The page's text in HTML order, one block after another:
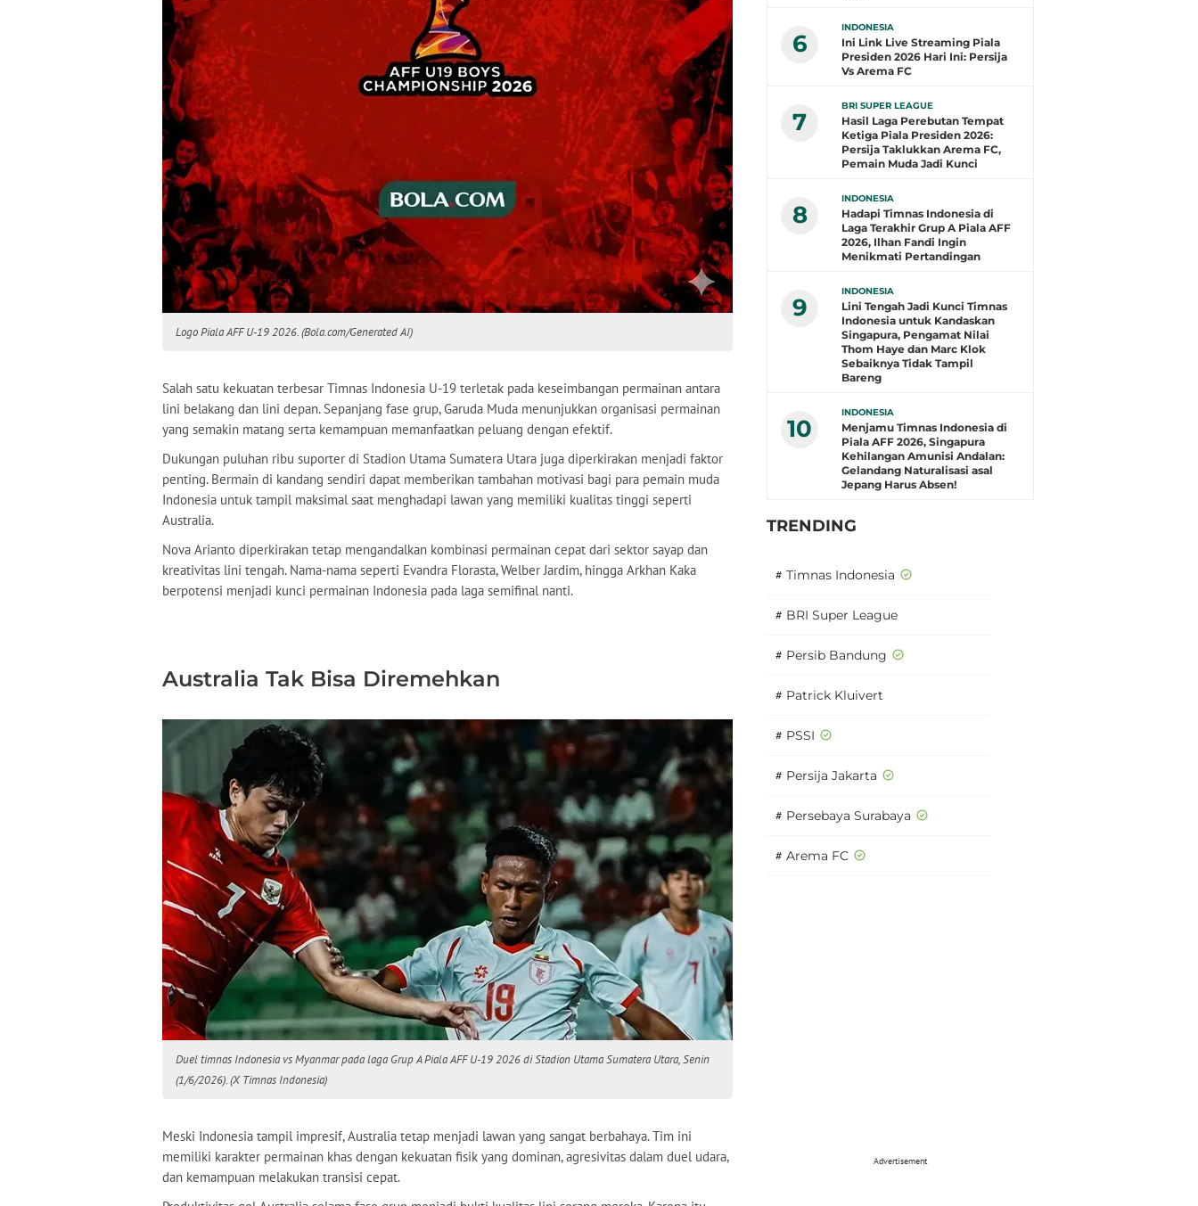
Logo Piala AFF U-19 2026. (Bola.com/Generated AI)
Salah satu kekuatan terbesar Timnas Indonesia U-19 terletak pada keseimbangan permainan antara
lini belakang dan lini depan. Sepanjang fase grup, Garuda Muda menunjukkan organisasi permainan
yang semakin matang serta kemampuan memanfaatkan peluang dengan efektif.
Dukungan puluhan ribu suporter di Stadion Utama Sumatera Utara juga diperkirakan menjadi faktor
penting. Bermain di kandang sendiri dapat memberikan tambahan motivasi bagi para pemain muda
Indonesia untuk tampil maksimal saat menghadapi lawan yang memiliki kualitas tinggi seperti
Australia.
Nova Arianto diperkirakan tetap mengandalkan kombinasi permainan cepat dari sektor sayap dan
kreativitas lini tengah. Nama-nama seperti Evandra Florasta, Welber Jardim, hingga Arkhan Kaka
berpotensi menjadi kunci permainan Indonesia pada laga semifinal nanti.
Australia Tak Bisa Diremehkan
Duel timnas Indonesia vs Myanmar pada laga Grup A Piala AFF U-19 2026 di Stadion Utama Sumatera Utara, Senin
(1/6/2026). (X Timnas Indonesia)
Meski Indonesia tampil impresif, Australia tetap menjadi lawan yang sangat berbahaya. Tim ini
memiliki karakter permainan khas dengan kekuatan fisik yang dominan, agresivitas dalam duel udara,
dan kemampuan melakukan transisi cepat.
6
INDONESIA
Ini Link Live Streaming Piala
Presiden 2026 Hari Ini: Persija
Vs Arema FC
7
BRI SUPER LEAGUE
Hasil Laga Perebutan Tempat
Ketiga Piala Presiden 2026:
Persija Taklukkan Arema FC,
Pemain Muda Jadi Kunci
8
INDONESIA
Hadapi Timnas Indonesia di
Laga Terakhir Grup A Piala AFF
2026, Ilhan Fandi Ingin
Menikmati Pertandingan
9
INDONESIA
Lini Tengah Jadi Kunci Timnas
Indonesia untuk Kandaskan
Singapura, Pengamat Nilai
Thom Haye dan Marc Klok
Sebaiknya Tidak Tampil
Bareng
10
INDONESIA
Menjamu Timnas Indonesia di
Piala AFF 2026, Singapura
Kehilangan Amunisi Andalan:
Gelandang Naturalisasi asal
Jepang Harus Absen!
TRENDING
# Timnas Indonesia
# BRI Super League
# Persib Bandung
# Patrick Kluivert
# PSSI
# Persija Jakarta
# Persebaya Surabaya
# Arema FC
Advertisement